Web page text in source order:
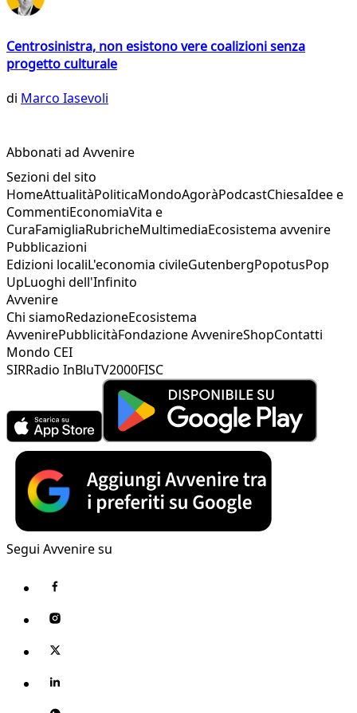
Centrosinistra, non esistono vere coalizioni senza
progetto culturale
di Marco Iasevoli
Abbonati ad Avvenire
Sezioni del sito
HomeAttualitàPoliticaMondoAgoràPodcastChiesaIdee e
CommentiEconomiaVita e
CuraFamigliaRubricheMultimediaEcosistema avvenire
Pubblicazioni
Edizioni localiL'economia civileGutenbergPopotusPop
UpLuoghi dell'Infinito
Avvenire
Chi siamoRedazioneEcosistema
AvvenirePubblicitàFondazione AvvenireShopContatti
Mondo CEI
SIRRadio InBluTV2000FISC
Segui Avvenire su